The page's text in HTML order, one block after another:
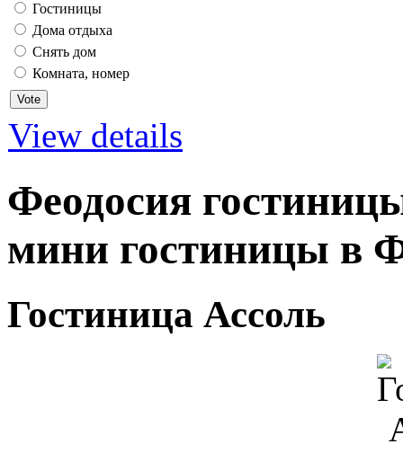
Гостиницы
Дома отдыха
Снять дом
Комната, номер
View details
Феодосия
мини гостиницы в
Гостиница Ассоль